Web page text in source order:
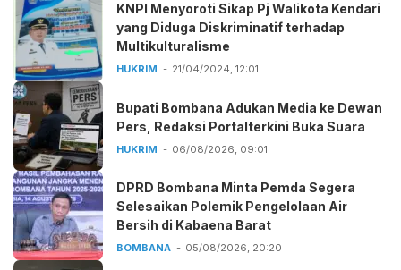
KNPI Menyoroti Sikap Pj Walikota Kendari
yang Diduga Diskriminatif terhadap
Multikulturalisme
HUKRIM 21/04/2024, 12:01
Bupati Bombana Adukan Media ke Dewan
Pers, Redaksi Portalterkini Buka Suara
HUKRIM 06/08/2026, 09:01
DPRD Bombana Minta Pemda Segera
Selesaikan Polemik Pengelolaan Air
Bersih di Kabaena Barat
BOMBANA 05/08/2026, 20:20